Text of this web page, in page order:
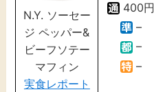
N.Y. ソーセー
ジ ペッパー&
ビーフソテー
マフィン
実食レポート
400円
–
–
–